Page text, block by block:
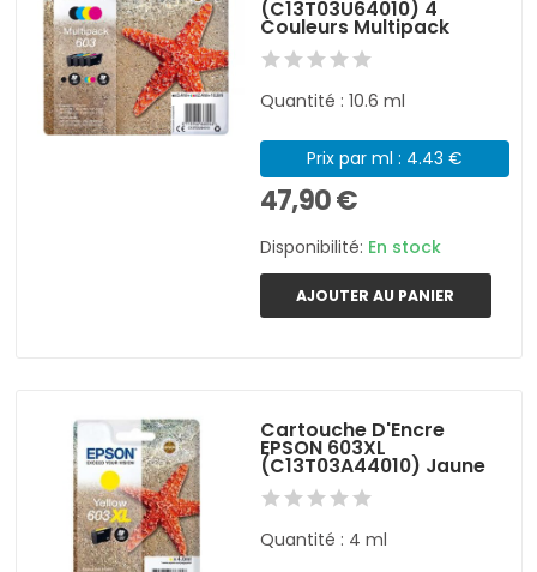
(C13T03U64010) 4
Couleurs Multipack
Quantité : 10.6 ml
Prix par ml : 4.43 €
47,90 €
Disponibilité: En stock
AJOUTER AU PANIER
Cartouche D'Encre
EPSON 603XL
(C13T03A44010) Jaune
Quantité : 4 ml